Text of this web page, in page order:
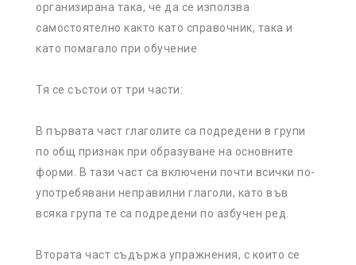
организирана така, че да се използва
самостоятелно както като справочник, така и
като помагало при обучение
Тя се състои от три части:
В първата част глаголите са подредени в групи
по общ признак при образуване на основните
форми. В тази част са включени почти всички по-
употребявани неправилни глаголи, като във
всяка група те са подредени по азбучен ред.
Втората част съдържа упражнения, с които се